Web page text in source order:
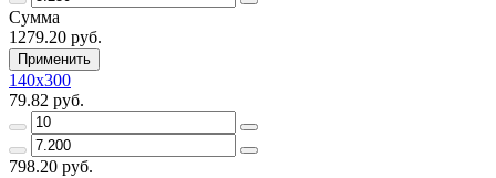
Сумма
1279.20 руб.
Применить
140х300
79.82 руб.
798.20 руб.